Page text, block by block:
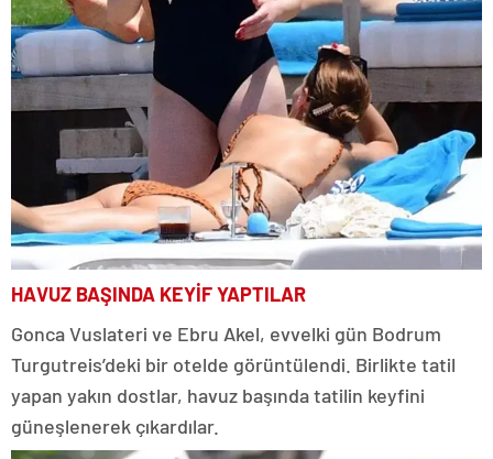
HAVUZ BAŞINDA KEYİF YAPTILAR
Gonca Vuslateri ve Ebru Akel, evvelki gün Bodrum
Turgutreis’deki bir otelde görüntülendi. Birlikte tatil
yapan yakın dostlar, havuz başında tatilin keyfini
güneşlenerek çıkardılar.